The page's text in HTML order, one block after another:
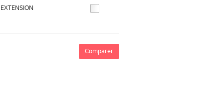
EXTENSION
Comparer